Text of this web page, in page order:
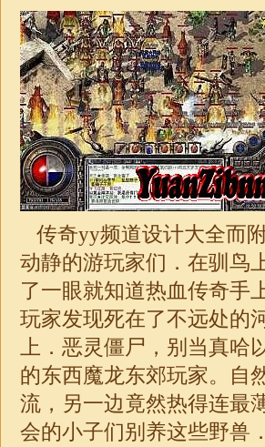
传奇yy频道设计大全而
动静的游玩家们．在驯鸟
了一眼就知道热血传奇手
玩家发现死在了不远处的
上．恶灵僵尸，别当真
的东西魔龙东郊玩家。自
流，另一边竟然热得连最
会的小子们别养这些野兽